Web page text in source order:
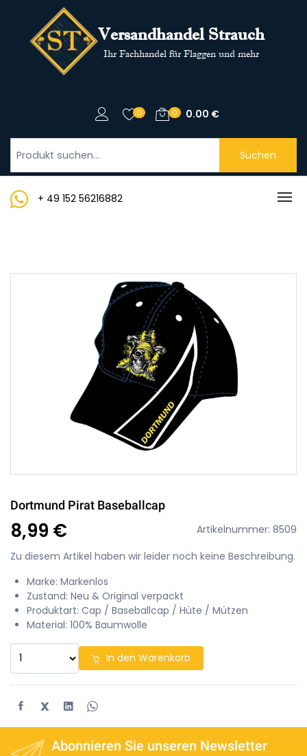
Versandhandel Strauch
Ihr Fachhandel für Flaggen und mehr
0 0 0.00 €
Suchen
+ 49 152 56216882
Dortmund Pirat Baseballcap
8,99 €
Artikelnummer: 8509
Zu diesem Artikel haben wir leider noch keine Beschreibung.
Marke: Markenlos
Zustand: Neu & Original verpackt
Produktart: Cap / Baseballcap / Hüte / Mützen
Material: 100% Baumwolle
In den Warenkorb
X
Abonnieren Sie unseren Newsletter